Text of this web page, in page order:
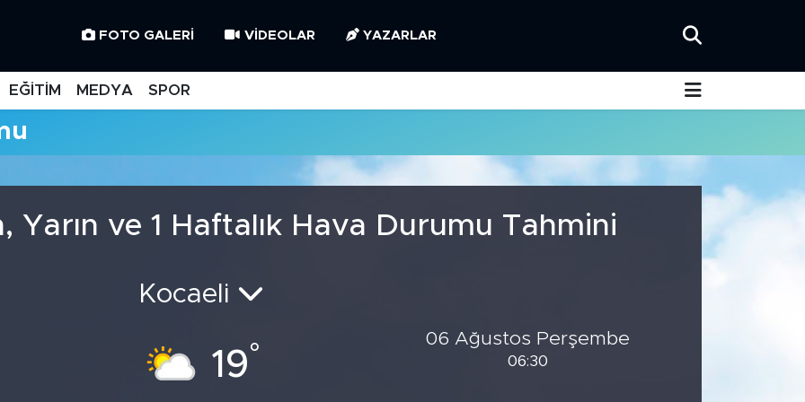
FOTO GALERI VIDEOLAR YAZARLAR
EĞİTİM MEDYA SPOR
Yarın ve 1 Haftalık Hava Durumu Tahmini
Kocaeli
19°
06 Ağustos Perşembe
06:30